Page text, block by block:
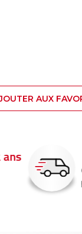
AUX